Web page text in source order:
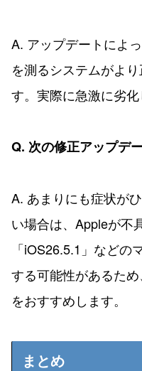
A. アップデートによ
を測るシステムがよ
す。実際に急激に劣化
Q. 次の修正アップデ
A. あまりにも症状が
い場合は、Appleが不
「iOS26.5.1」など
する可能性があるた
をおすすめします。
まとめ